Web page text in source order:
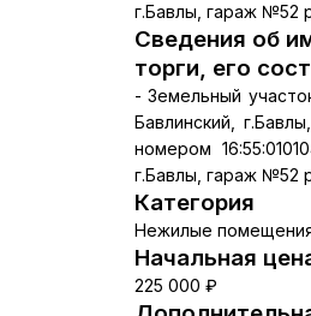
г.Бавлы, гараж №52
Сведения об
торги, его
- Земельный
Бавлинский,
номером
г.Бавлы, гараж №52
Категория
Нежилые
Начальная
225 000 ₽